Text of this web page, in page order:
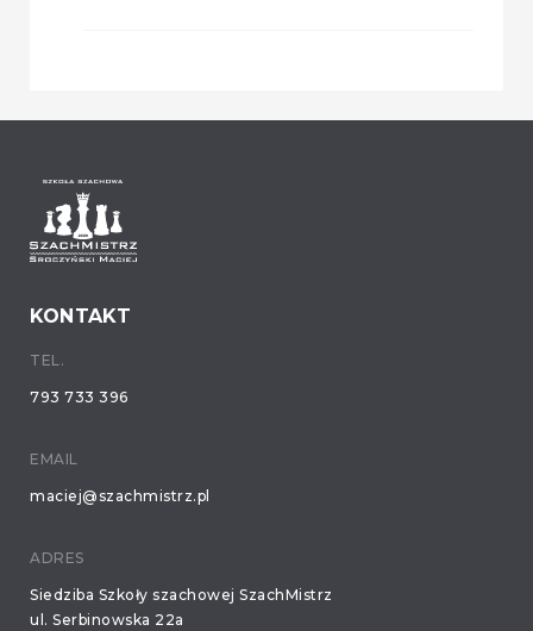
KONTAKT
TEL.
793 733 396
EMAIL
maciej@szachmistrz.pl
ADRES
Siedziba Szkoły szachowej SzachMistrz
ul. Serbinowska 22a